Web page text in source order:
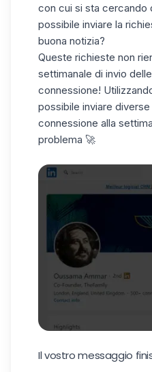
con cui si sta cercando
possibile inviare la
buona notizia?
Queste richieste non
settimanale di invio
connessione!
possibile inviare
connessione alla
problema 🚀
Il vostro messaggio